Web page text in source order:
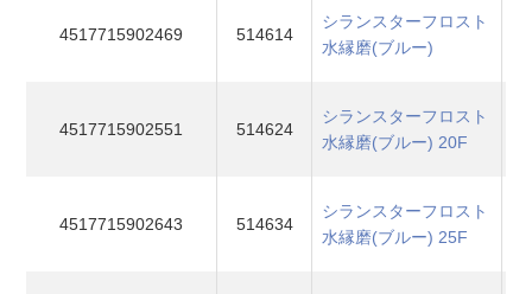
4517715902469 514614
シランスターフロスト
水縁磨(ブルー)
4517715902551 514624
シランスターフロスト
水縁磨(ブルー) 20F
4517715902643 514634
シランスターフロスト
水縁磨(ブルー) 25F